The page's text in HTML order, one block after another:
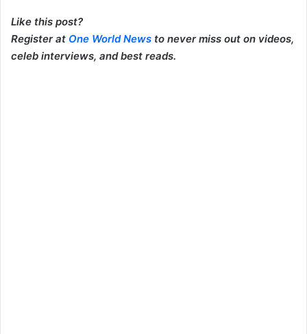
Like this post?
Register at One World News to never miss out on videos,
celeb interviews, and best reads.